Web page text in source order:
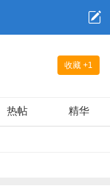
收藏 +1
热帖 精华